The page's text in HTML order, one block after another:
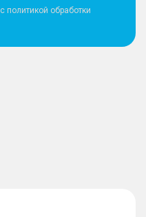
политикой обработки